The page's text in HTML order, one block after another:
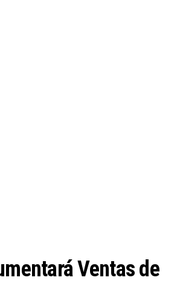
Ventas de